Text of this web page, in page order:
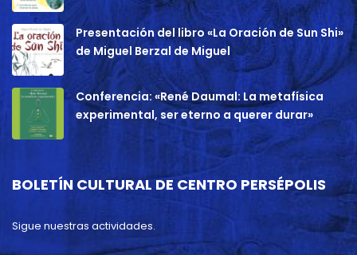
Presentación del libro «La Oración de Sun Shi»
de Miguel Berzal de Miguel
Conferencia: «René Daumal: La metafísica
experimental, ser eterno a querer durar»
BOLETÍN CULTURAL DE CENTRO PERSÉPOLIS
Sigue nuestras actividades.